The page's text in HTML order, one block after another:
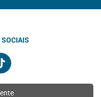
SOCIAIS